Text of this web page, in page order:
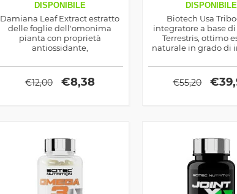
DISPONIBILE
Damiana Leaf Extract estratto
delle foglie dell'omonima
pianta con proprietà
antiossidante,
alla libido, ideale per un
utilizzo salutistico ma anche
sportivo
€12,00 €8,38
DISPONIBILE
Biotech Usa
integratore a base
Terrestris, ottimo
naturale in grado di
Testosterone
€55,20 €